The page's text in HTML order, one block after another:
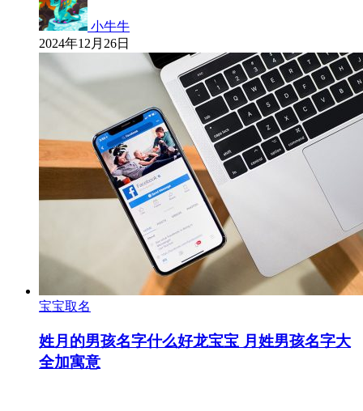
小牛牛
2024年12月26日
宝宝取名
姓月的男孩名字什么好龙宝宝 月姓男孩名字大
全加寓意